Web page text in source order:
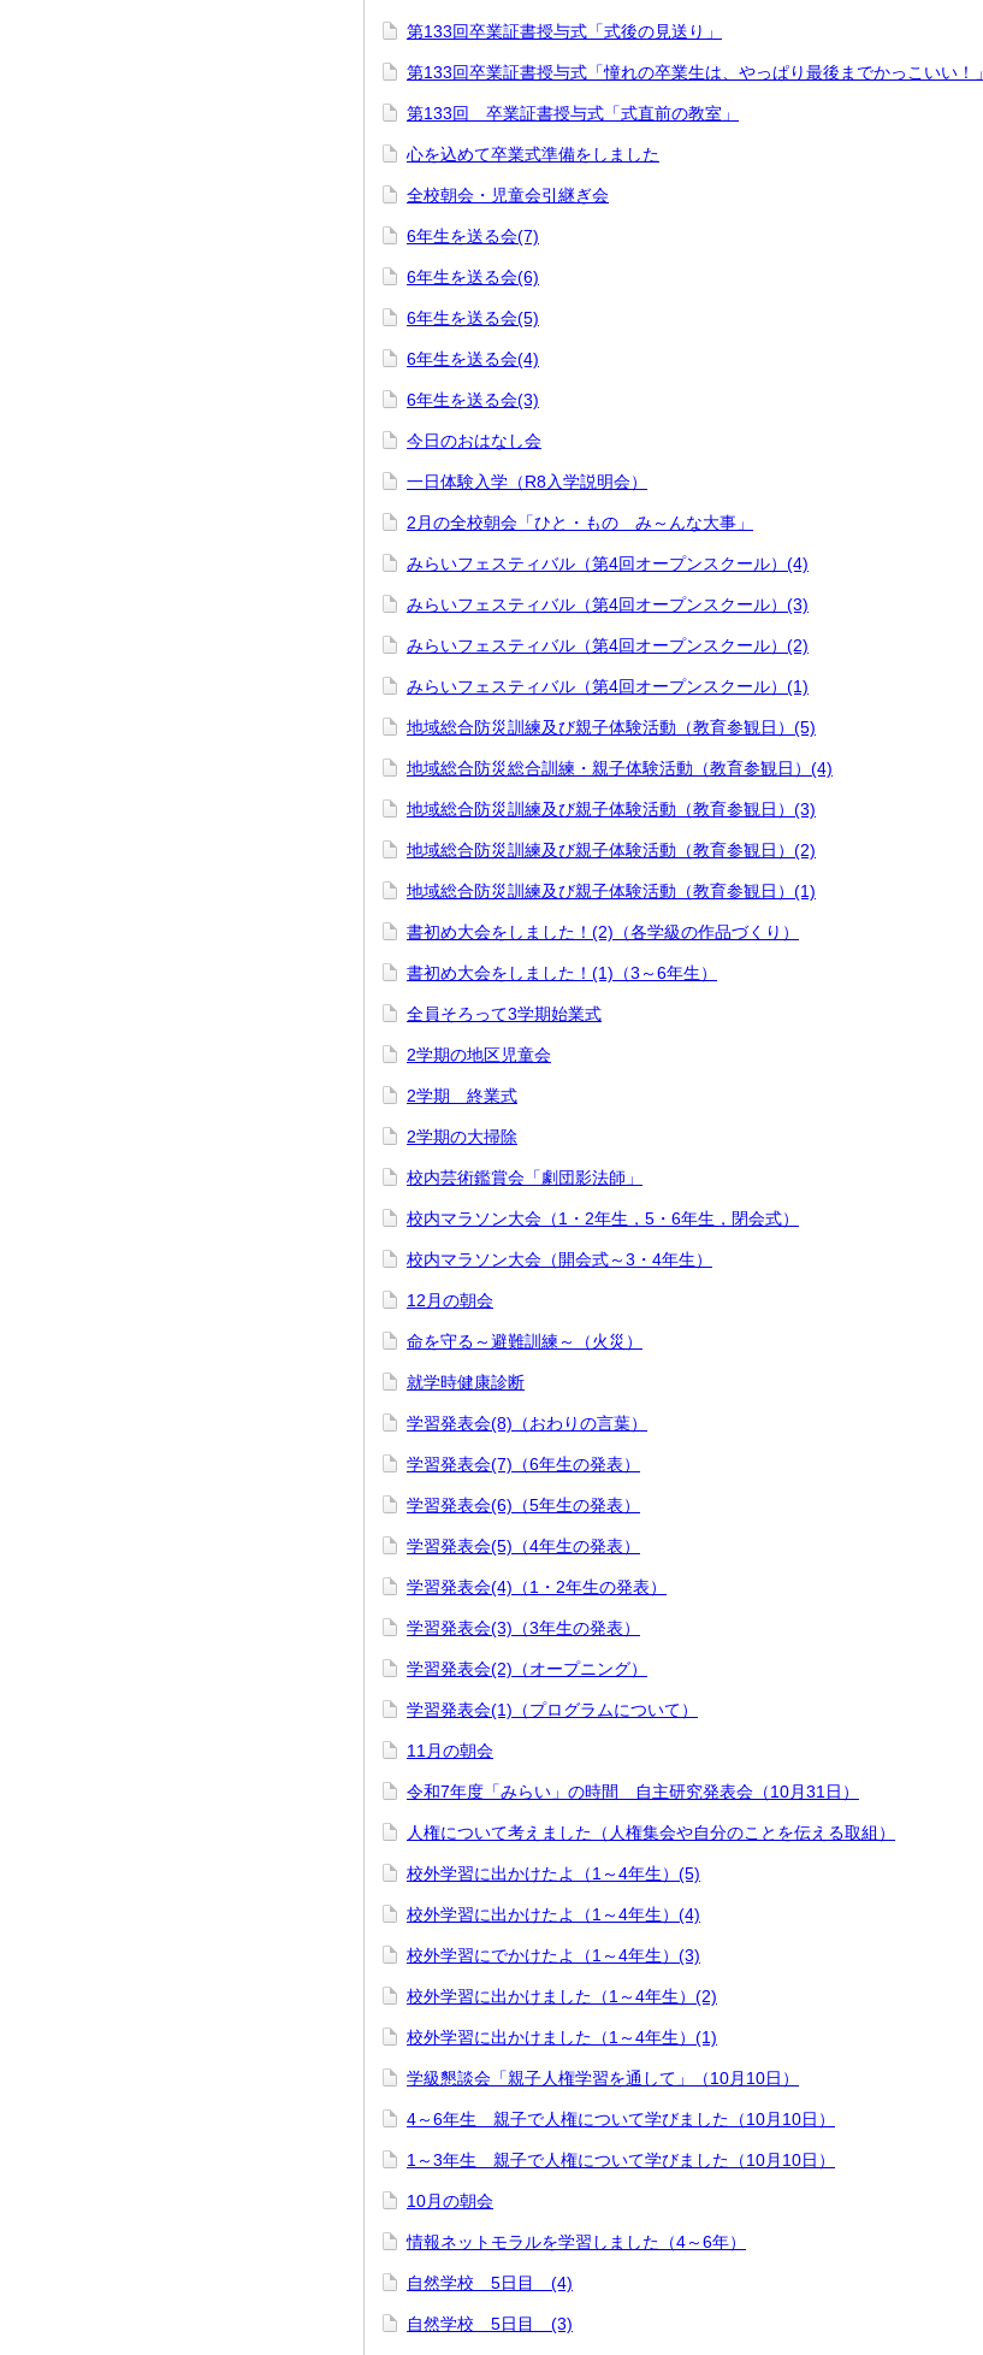
第133回卒業証書授与式「式後の見送り」
第133回卒業証書授与式「憧れの卒業生は、やっぱり最後までかっこいい！」
第133回 卒業証書授与式「式直前の教室」
心を込めて卒業式準備をしました
全校朝会・児童会引継ぎ会
6年生を送る会(7)
6年生を送る会(6)
6年生を送る会(5)
6年生を送る会(4)
6年生を送る会(3)
今日のおはなし会
一日体験入学（R8入学説明会）
2月の全校朝会「ひと・もの み～んな大事」
みらいフェスティバル（第4回オープンスクール）(4)
みらいフェスティバル（第4回オープンスクール）(3)
みらいフェスティバル（第4回オープンスクール）(2)
みらいフェスティバル（第4回オープンスクール）(1)
地域総合防災訓練及び親子体験活動（教育参観日）(5)
地域総合防災総合訓練・親子体験活動（教育参観日）(4)
地域総合防災訓練及び親子体験活動（教育参観日）(3)
地域総合防災訓練及び親子体験活動（教育参観日）(2)
地域総合防災訓練及び親子体験活動（教育参観日）(1)
書初め大会をしました！(2)（各学級の作品づくり）
書初め大会をしました！(1)（3～6年生）
全員そろって3学期始業式
2学期の地区児童会
2学期 終業式
2学期の大掃除
校内芸術鑑賞会「劇団影法師」
校内マラソン大会（1・2年生，5・6年生，閉会式）
校内マラソン大会（開会式～3・4年生）
12月の朝会
命を守る～避難訓練～（火災）
就学時健康診断
学習発表会(8)（おわりの言葉）
学習発表会(7)（6年生の発表）
学習発表会(6)（5年生の発表）
学習発表会(5)（4年生の発表）
学習発表会(4)（1・2年生の発表）
学習発表会(3)（3年生の発表）
学習発表会(2)（オープニング）
学習発表会(1)（プログラムについて）
11月の朝会
令和7年度「みらい」の時間 自主研究発表会（10月31日）
人権について考えました（人権集会や自分のことを伝える取組）
校外学習に出かけたよ（1～4年生）(5)
校外学習に出かけたよ（1～4年生）(4)
校外学習にでかけたよ（1～4年生）(3)
校外学習に出かけました（1～4年生）(2)
校外学習に出かけました（1～4年生）(1)
学級懇談会「親子人権学習を通して」（10月10日）
4～6年生 親子で人権について学びました（10月10日）
1～3年生 親子で人権について学びました（10月10日）
10月の朝会
情報ネットモラルを学習しました（4～6年）
自然学校 5日目 (4)
自然学校 5日目 (3)